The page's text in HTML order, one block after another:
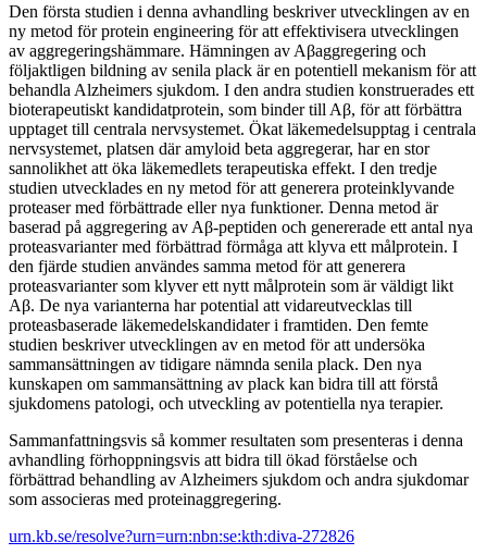
Den första studien i denna avhandling beskriver utvecklingen av en
ny metod för protein engineering för att effektivisera utvecklingen
av aggregeringshämmare. Hämningen av Aβaggregering och
följaktligen bildning av senila plack är en potentiell mekanism för att
behandla Alzheimers sjukdom. I den andra studien konstruerades ett
bioterapeutiskt kandidatprotein, som binder till Aβ, för att förbättra
upptaget till centrala nervsystemet. Ökat läkemedelsupptag i centrala
nervsystemet, platsen där amyloid beta aggregerar, har en stor
sannolikhet att öka läkemedlets terapeutiska effekt. I den tredje
studien utvecklades en ny metod för att generera proteinklyvande
proteaser med förbättrade eller nya funktioner. Denna metod är
baserad på aggregering av Aβ-peptiden och genererade ett antal nya
proteasvarianter med förbättrad förmåga att klyva ett målprotein. I
den fjärde studien användes samma metod för att generera
proteasvarianter som klyver ett nytt målprotein som är väldigt likt
Aβ. De nya varianterna har potential att vidareutvecklas till
proteasbaserade läkemedelskandidater i framtiden. Den femte
studien beskriver utvecklingen av en metod för att undersöka
sammansättningen av tidigare nämnda senila plack. Den nya
kunskapen om sammansättning av plack kan bidra till att förstå
sjukdomens patologi, och utveckling av potentiella nya terapier.
Sammanfattningsvis så kommer resultaten som presenteras i denna
avhandling förhoppningsvis att bidra till ökad förståelse och
förbättrad behandling av Alzheimers sjukdom och andra sjukdomar
som associeras med proteinaggregering.
urn.kb.se/resolve?urn=urn:nbn:se:kth:diva-272826